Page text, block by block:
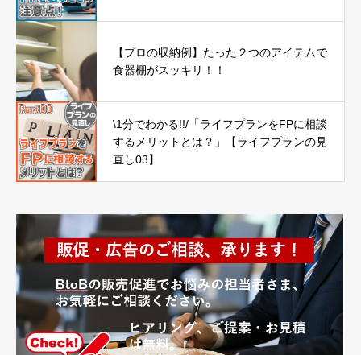
【プロの収納例】たった２つのアイテムで
食器棚がスッキリ！！
\1分でわかる!!/「ライフプランをFPに相談
するメリットとは？」【ライフプランの見
直し03】